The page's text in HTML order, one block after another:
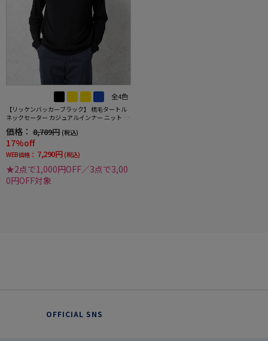
全4色
【リッケンバッカーブラック】 梳毛タートル
ネックセーター カジュアルインナー ニット 長
価格： 8,789円 (税込)
17%off
WEB価格： 7,290円 (税込)
★2点で1,000円OFF／3点で3,00
0円OFF対象
OFFICIAL SNS